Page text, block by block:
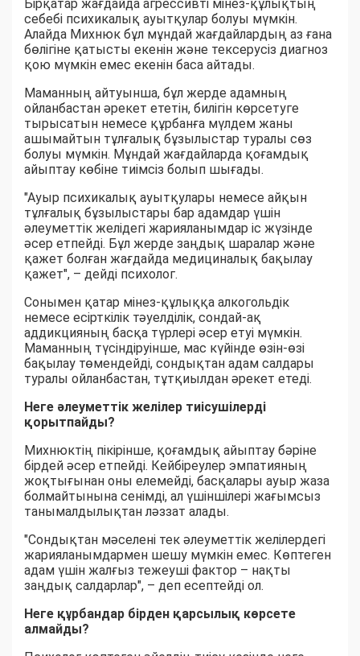
Бірқатар жағдайда агрессивті мінез-құлықтың
себебі психикалық ауытқулар болуы мүмкін.
Алайда Михнюк бұл мұндай жағдайлардың аз ғана
бөлігіне қатысты екенін және тексерусіз диагноз
қою мүмкін емес екенін баса айтады.
Маманның айтуынша, бұл жерде адамның
ойланбастан әрекет ететін, билігін көрсетуге
тырысатын немесе құрбанға мүлдем жаны
ашымайтын тұлғалық бұзылыстар туралы сөз
болуы мүмкін. Мұндай жағдайларда қоғамдық
айыптау көбіне тиімсіз болып шығады.
"Ауыр психикалық ауытқулары немесе айқын
тұлғалық бұзылыстары бар адамдар үшін
әлеуметтік желідегі жарияланымдар іс жүзінде
әсер етпейді. Бұл жерде заңдық шаралар және
қажет болған жағдайда медициналық бақылау
қажет", – дейді психолог.
Сонымен қатар мінез-құлыққа алкогольдік
немесе есірткілік тәуелділік, сондай-ақ
аддикцияның басқа түрлері әсер етуі мүмкін.
Маманның түсіндіруінше, мас күйінде өзін-өзі
бақылау төмендейді, сондықтан адам салдары
туралы ойланбастан, тұтқиылдан әрекет етеді.
Неге әлеуметтік желілер тиісушілерді
қорытпайды?
Михнюктің пікірінше, қоғамдық айыптау бәріне
бірдей әсер етпейді. Кейбіреулер эмпатияның
жоқтығынан оны елемейді, басқалары ауыр жаза
болмайтынына сенімді, ал үшіншілері жағымсыз
танымалдылықтан ләззат алады.
"Сондықтан мәселені тек әлеуметтік желілердегі
жарияланымдармен шешу мүмкін емес. Көптеген
адам үшін жалғыз тежеуші фактор – нақты
заңдық салдарлар", – деп есептейді ол.
Неге құрбандар бірден қарсылық көрсете
алмайды?